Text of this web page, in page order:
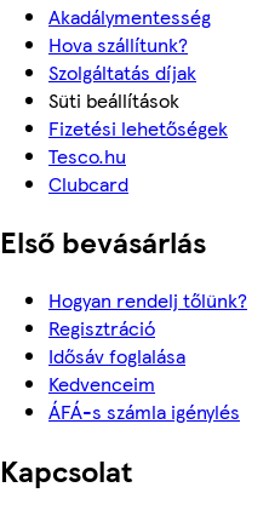
Akadálymentesség
Hova szállítunk?
Szolgáltatás díjak
Süti beállítások
Fizetési lehetőségek
Tesco.hu
Clubcard
Első bevásárlás
Hogyan rendelj tőlünk?
Regisztráció
Idősáv foglalása
Kedvenceim
ÁFÁ-s számla igénylés
Kapcsolat